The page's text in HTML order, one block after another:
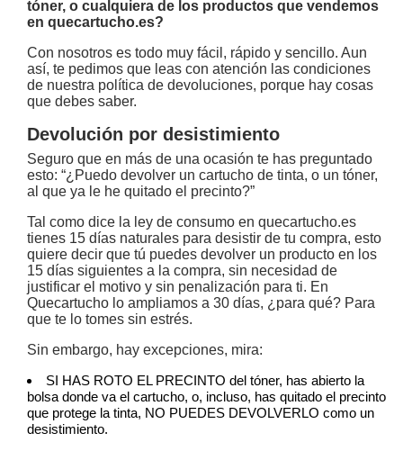
tóner, o cualquiera de los productos que vendemos
en quecartucho.es?
Con nosotros es todo muy fácil, rápido y sencillo. Aun
así, te pedimos que leas con atención las condiciones
de nuestra política de devoluciones, porque hay cosas
que debes saber.
Devolución por desistimiento
Seguro que en más de una ocasión te has preguntado
esto: “¿Puedo devolver un cartucho de tinta, o un tóner,
al que ya le he quitado el precinto?”
Tal como dice la ley de consumo en quecartucho.es
tienes 15 días naturales para desistir de tu compra, esto
quiere decir que tú puedes devolver un producto en los
15 días siguientes a la compra, sin necesidad de
justificar el motivo y sin penalización para ti. En
Quecartucho lo ampliamos a 30 días, ¿para qué? Para
que te lo tomes sin estrés.
Sin embargo, hay excepciones, mira:
SI HAS ROTO EL PRECINTO del tóner, has abierto la
bolsa donde va el cartucho, o, incluso, has quitado el precinto
que protege la tinta, NO PUEDES DEVOLVERLO como un
desistimiento.